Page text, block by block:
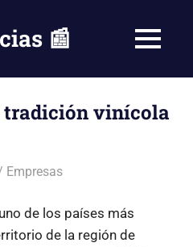
📰 MENÚ
tradición vinícola
Empresas
de los países más
de la región de